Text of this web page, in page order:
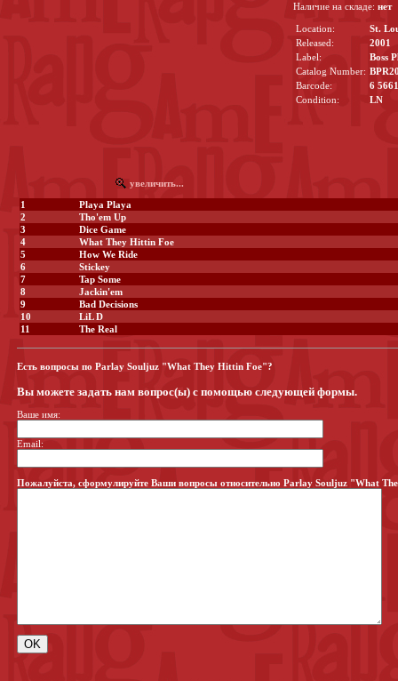
увеличить...
Наличие на складе: нет
Location:
St.
Released:
2001
Label:
Boss
Catalog Number:
Barcode:
6
Condition:
LN
1
Playa Playa
2
Tho'em Up
3
Dice Game
4
What They Hittin Foe
5
How We Ride
6
Stickey
7
Tap Some
8
Jackin'em
9
Bad Decisions
10
LiL D
11
The Real
Есть вопросы по Parlay Souljuz "What They Hittin Foe"?
Вы можете задать нам вопрос(ы) с помощью следующей формы.
Ваше имя:
Email:
Пожалуйста, сформулируйте Ваши вопросы относительно Parlay Souljuz "What